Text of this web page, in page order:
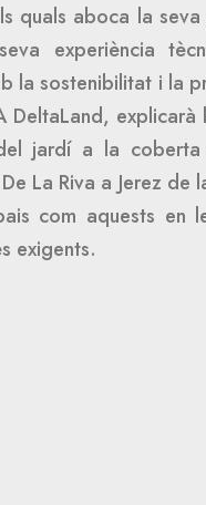
quals aboca la
experiència
la sostenibilitat i la
DeltaLand,
jardí a la
La Riva a Jerez de
com aquests en
exigents.